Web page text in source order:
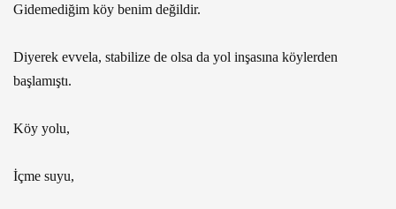
Gidemediğim köy benim değildir.
Diyerek evvela, stabilize de olsa da yol inşasına köylerden
başlamıştı.
Köy yolu,
İçme suyu,